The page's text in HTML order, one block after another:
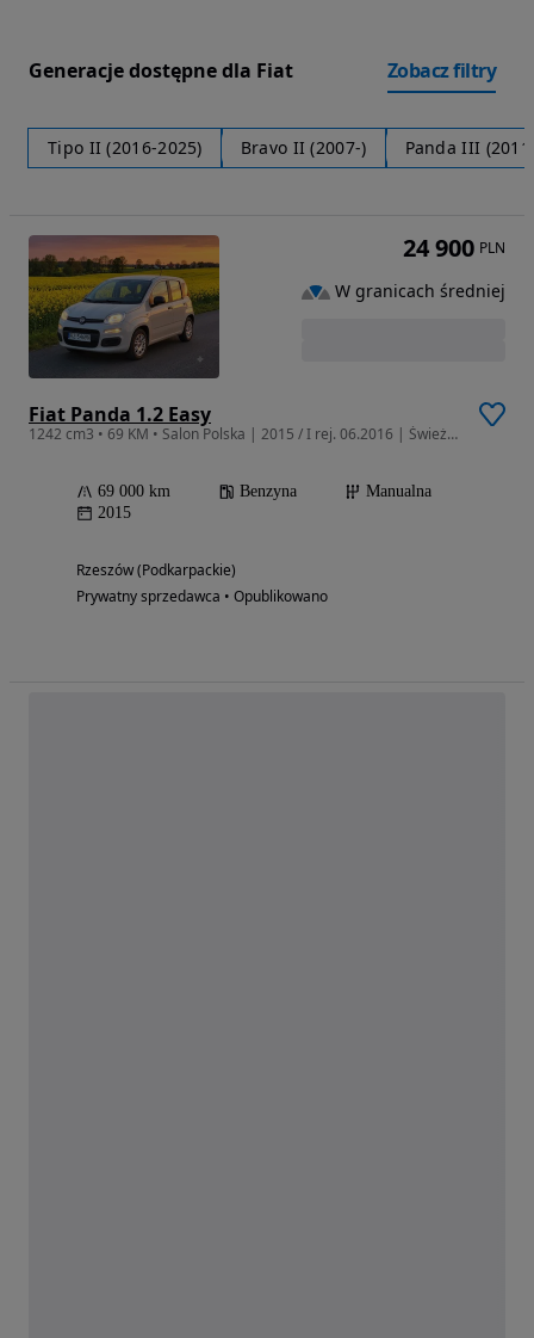
Generacje dostępne dla Fiat Zobacz filtry
Tipo II (2016-2025) Bravo II (2007-) Panda III
Fiat Panda 1.2 Easy
1242 cm3 • 69 KM • Salon Polska | 2015 / I rej. 06.2016 | Świeży serwis | 1 właściciel
69 000 km Benzyna
Manualna
2015
Rzeszów (Podkarpackie)
Prywatny sprzedawca • Opublikowano
24 900 PLN
W granicach średniej